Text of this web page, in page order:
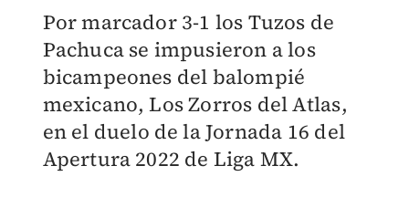
Por marcador 3-1 los Tuzos de
Pachuca se impusieron a los
bicampeones del balompié
mexicano, Los Zorros del Atlas,
en el duelo de la Jornada 16 del
Apertura 2022 de Liga MX.